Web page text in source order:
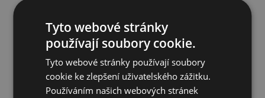
500 Kč
SKLADEM
PŘIDAT DO KOŠÍKU
Tyto webové stránky
používají soubory cookie.
Tyto webové stránky používají soubory
cookie ke zlepšení uživatelského zážitku.
Používáním našich webových stránek